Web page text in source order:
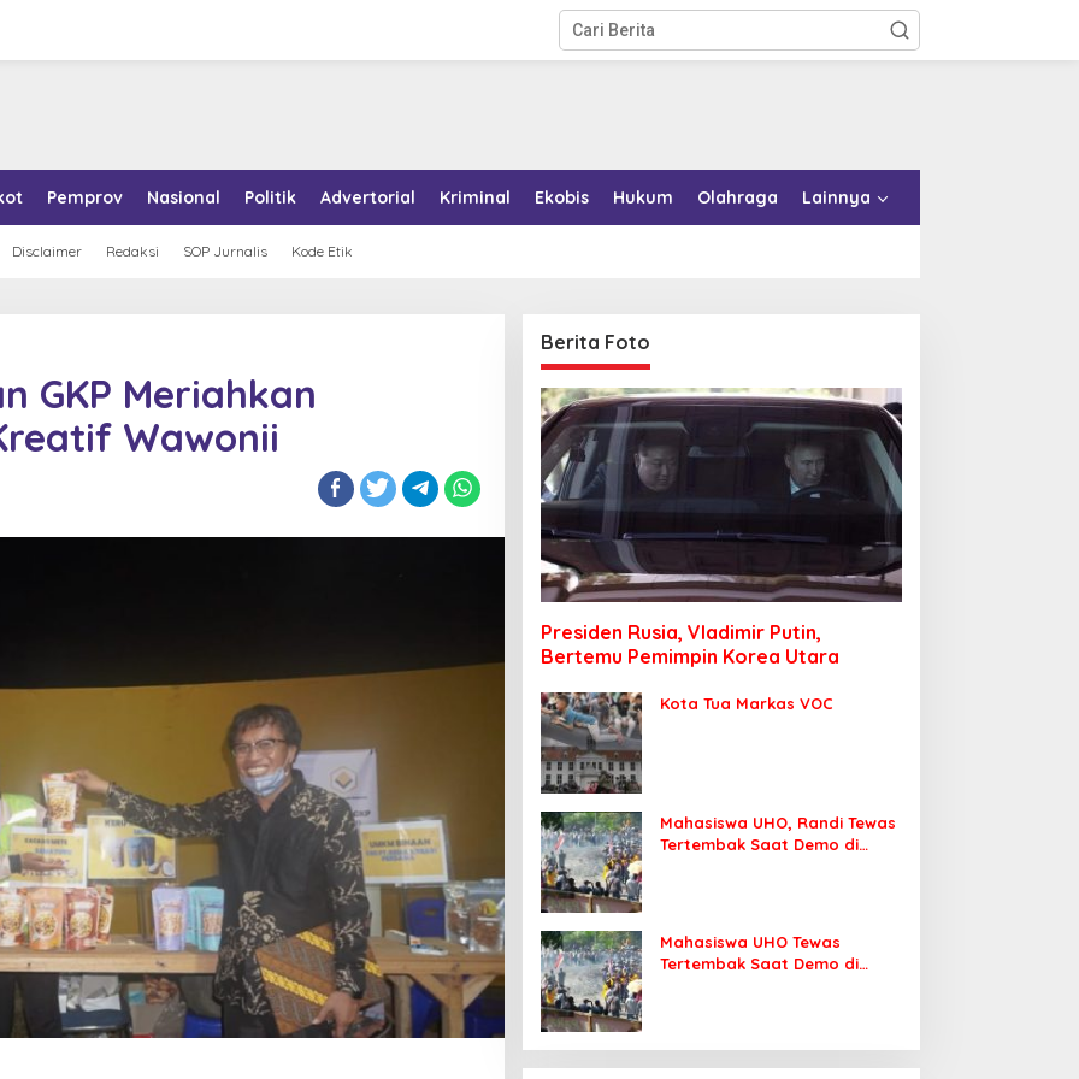
Pemprov Nasional Politik Advertorial Kriminal Ekobis Hukum Olahraga Lainnya
Disclaimer Redaksi SOP Jurnalis Kode Etik
GKP Meriahkan
Wawonii
Berita Foto
Presiden Rusia, Vladimir Putin,
Bertemu Pemimpin Korea Utara
Kota Tua Markas VOC
Mahasiswa UHO, Randi Tewas
Tertembak Saat Demo di
Mahasiswa UHO Tewas
Tertembak Saat Demo di